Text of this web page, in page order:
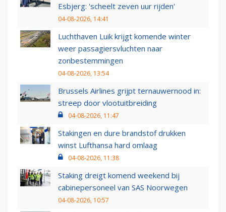
Esbjerg: 'scheelt zeven uur rijden'
04-08-2026, 14:41
Luchthaven Luik krijgt komende winter
weer passagiersvluchten naar
zonbestemmingen
04-08-2026, 13:54
Brussels Airlines grijpt ternauwernood in:
streep door vlootuitbreiding
04-08-2026, 11:47
Stakingen en dure brandstof drukken
winst Lufthansa hard omlaag
04-08-2026, 11:38
Staking dreigt komend weekend bij
cabinepersoneel van SAS Noorwegen
04-08-2026, 10:57